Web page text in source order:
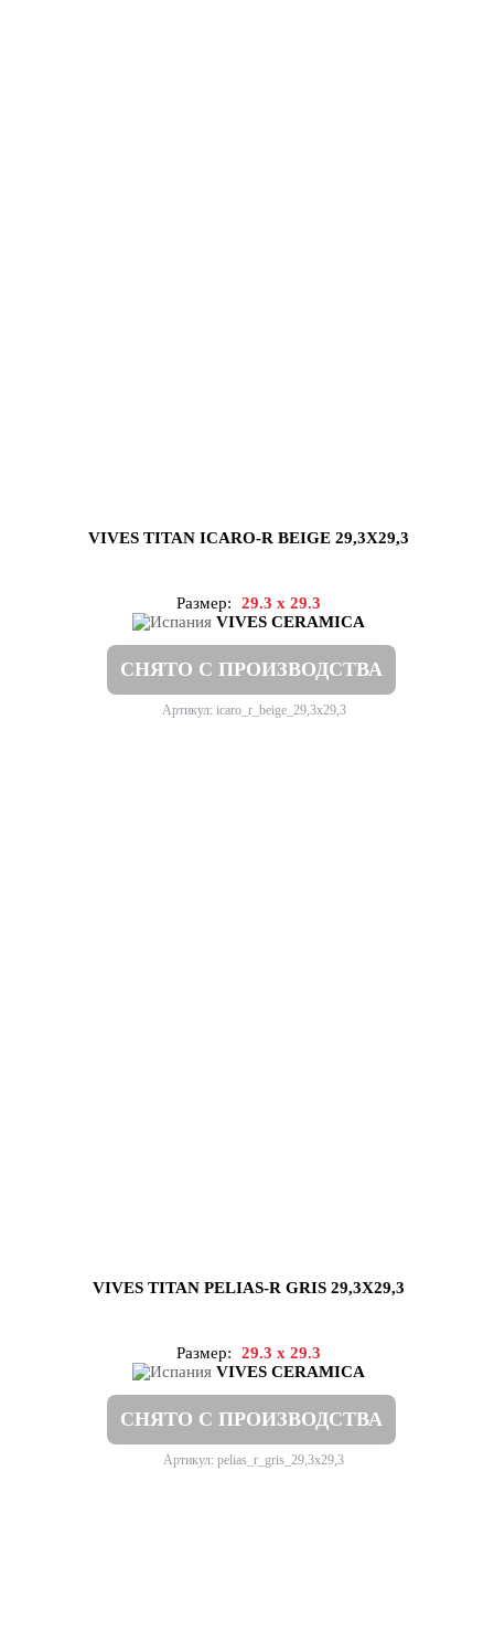
VIVES TITAN ICARO-R BEIGE 29,3X29,3
Размер:
29.3 x 29.3
VIVES CERAMICA
СНЯТО С ПРОИЗВОДСТВА
Артикул: icaro_r_beige_29,3x29,3
VIVES TITAN PELIAS-R GRIS 29,3X29,3
Размер:
29.3 x 29.3
VIVES CERAMICA
СНЯТО С ПРОИЗВОДСТВА
Артикул: pelias_r_gris_29,3x29,3